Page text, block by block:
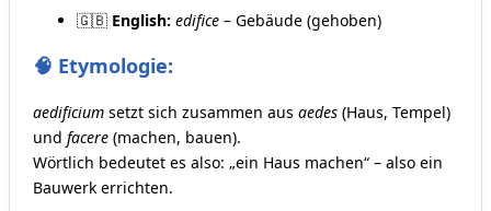
🇬🇧 English: edifice – Gebäude (gehoben)
🧠 Etymologie:
aedificium setzt sich zusammen aus aedes (Haus, Tempel)
und facere (machen, bauen).
Wörtlich bedeutet es also: „ein Haus machen“ – also ein
Bauwerk errichten.